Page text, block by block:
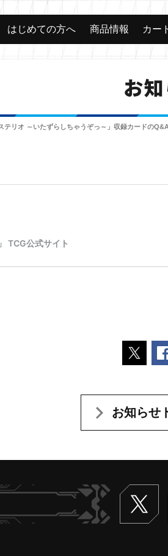
はじめての方へ 商品情報 カー
お
リオ ～いたずらしちゃうぞっ～」収録カードの
ポ
お知らせ